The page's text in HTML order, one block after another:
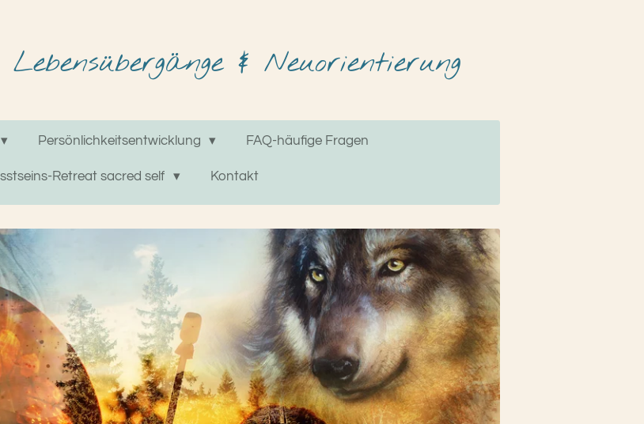
Lebensübergänge & Neuorientierung
Persönlichkeitsentwicklung FAQ-häufige Fragen
Retreat sacred self Kontakt